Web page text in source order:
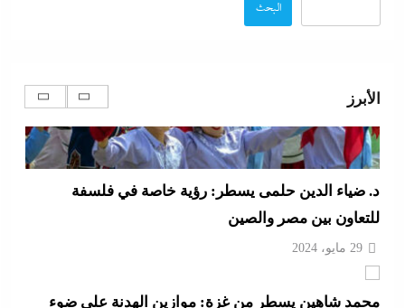
البحث
الأبرز
د. ضياء الدين حلمى يسطر: رؤية خاصة في فلسفة
للتعاون بين مصر والصين
29 مايو، 2024
محمد شاهين يسطر من غزة: موازين الهدنة على ضوء